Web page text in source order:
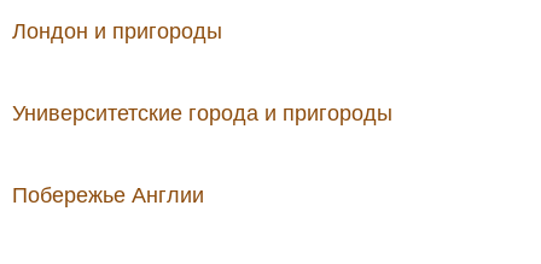
Лондон и пригороды
Университетские города и пригороды
Побережье Англии